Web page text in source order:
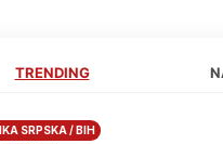
TRENDING
SRPSKA / BIH